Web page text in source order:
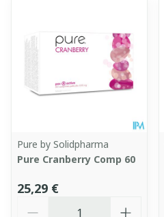
Pure by Solidpharma
Pure Cranberry Comp 60
25,29 €